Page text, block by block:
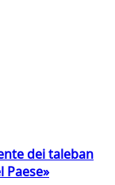
dei taleban